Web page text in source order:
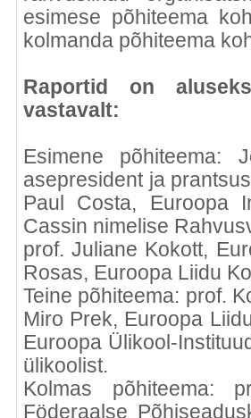
esimese põhiteema
kolmanda põhiteema
Raportid on
vastavalt:
Esimene põhiteema:
asepresident ja
Paul Costa, Euroopa
Cassin nimelise
prof. Juliane Kokott,
Rosas, Euroopa Liidu
Teine põhiteema: prof.
Miro Prek, Euroopa
Euroopa Ülikool-
ülikoolist.
Kolmas põhiteema:
Föderaalse